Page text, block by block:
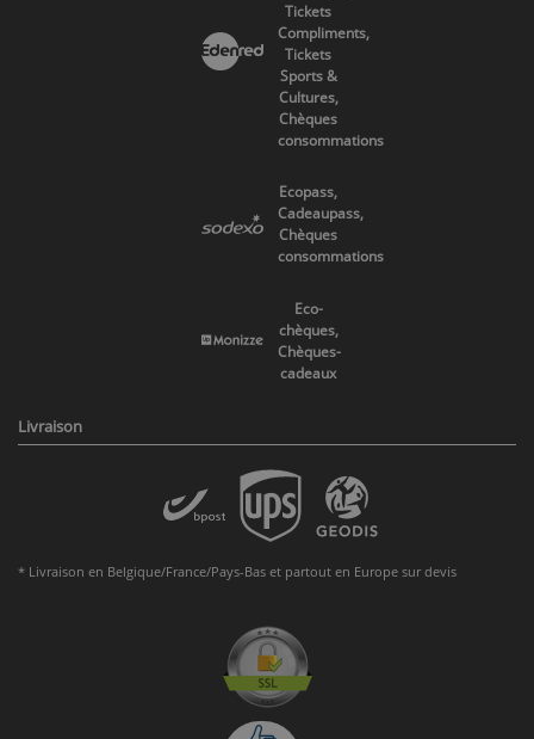
Tickets
Compliments,
Tickets
Sports &
Cultures,
Chèques
consommations
Ecopass,
Cadeaupass,
Chèques
consommations
Eco-
chèques,
Chèques-
cadeaux
Livraison
* Livraison en Belgique/France/Pays-Bas et partout en Europe sur devis